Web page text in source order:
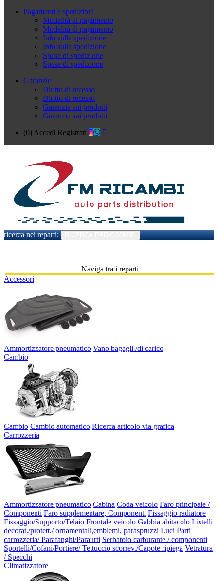
Pagamenti e spedizioni
Modalità di pagamento
Modalità di pagamento
Info sulla spedizione
Info sulla spedizione
Spese di spedizione
Spese di spedizione
Garanzie
Diritto di recesso
Diritto di recesso
Garanzia sui prodotti
Garanzia sui prodotti
(0) Accedi Registrati
ricerca nei reparti:
Naviga tra i reparti
Accessori
Ammortizzatore pneumatico Vano bagagli /di carico
Cambio
Cambio Cambio automatico Ricerca articolo via grafica
Carrozzeria
Ammortizzatore pneumatico Cabina Coda veicolo Faro principale /
Componenti Faro supplementare, Componenti Fissaggio radiatore
Fissaggio/Supporto/Telaio Frontale veicolo Gabbia abitacolo Listelli
decorat./protett./ ornamentali,emblemi, paraspruzzi Luci Parti
carrozzeria/ Parafanghi/Paraurti Serbatoio carburante / componenti
Sportelli/Cofani/Portiere/ Tettuccio scorrev./Capote ripiega Vetratura
/ Specchi
Climatizzatore